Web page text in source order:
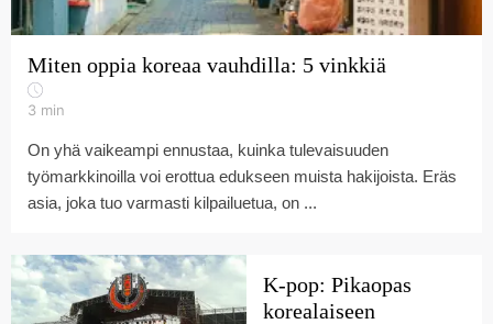
Miten oppia koreaa vauhdilla: 5 vinkkiä
3 min
On yhä vaikeampi ennustaa, kuinka tulevaisuuden
työmarkkinoilla voi erottua edukseen muista hakijoista. Eräs
asia, joka tuo varmasti kilpailuetua, on ...
K-pop: Pikaopas
korealaiseen